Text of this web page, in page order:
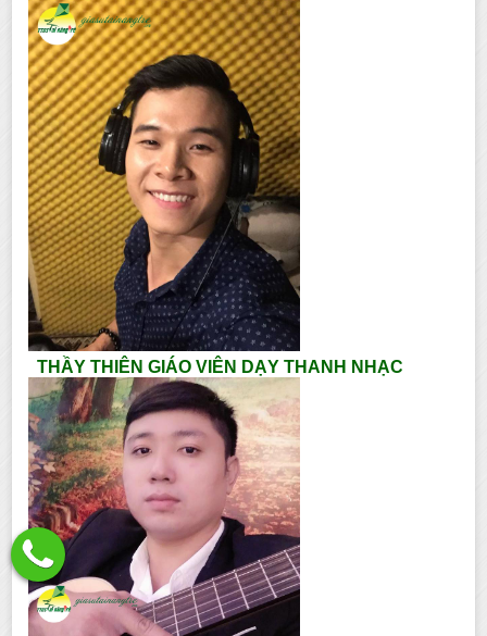
THẦY THIÊN GIÁO VIÊN DẠY THANH NHẠC